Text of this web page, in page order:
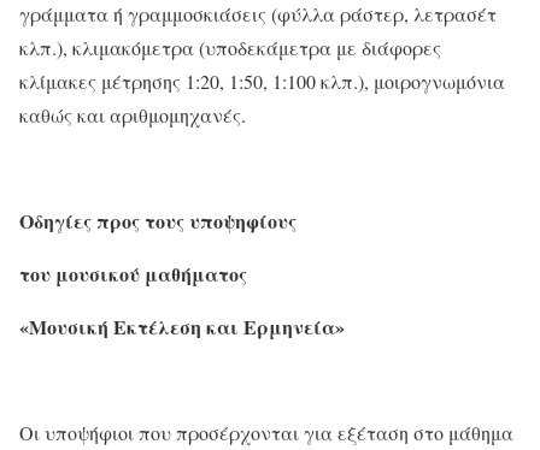
γράμματα ή γραμμοσκιάσεις (φύλλα ράστερ, λετρασέτ
κλπ.), κλιμακόμετρα (υποδεκάμετρα με διάφορες
κλίμακες μέτρησης 1:20, 1:50, 1:100 κλπ.), μοιρογνωμόνια
καθώς και αριθμομηχανές.
Οδηγίες προς τους υποψηφίους
του μουσικού μαθήματος
«Μουσική Εκτέλεση και Ερμηνεία»
Οι υποψήφιοι που προσέρχονται για εξέταση στο μάθημα